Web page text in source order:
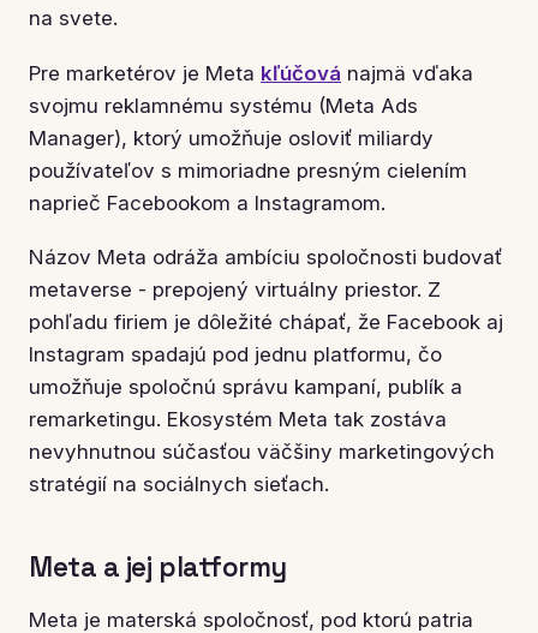
na svete.
Pre marketérov je Meta kľúčová najmä vďaka
svojmu reklamnému systému (Meta Ads
Manager), ktorý umožňuje osloviť miliardy
používateľov s mimoriadne presným cielením
naprieč Facebookom a Instagramom.
Názov Meta odráža ambíciu spoločnosti budovať
metaverse - prepojený virtuálny priestor. Z
pohľadu firiem je dôležité chápať, že Facebook aj
Instagram spadajú pod jednu platformu, čo
umožňuje spoločnú správu kampaní, publík a
remarketingu. Ekosystém Meta tak zostáva
nevyhnutnou súčasťou väčšiny marketingových
stratégií na sociálnych sieťach.
Meta a jej platformy
Meta je materská spoločnosť, pod ktorú patria